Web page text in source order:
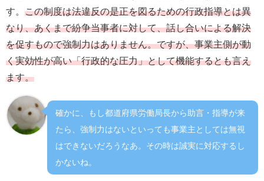
す。 この制度は法違反の是正を図るための行政指導とは異
なり、あくまで紛争当事者に対して、話し合いによる解決
を促すもので強制力はありません。ですが、事業主側が動
く実効性が高い「行政的な圧力」として機能するとも言え
ます。
確かに、もし都道府県労働局長から助言・指導が来
たら、強制力はないといっても事業主としては無視
はできないだろうなあ。その時は誠実に対応するし
かないね。